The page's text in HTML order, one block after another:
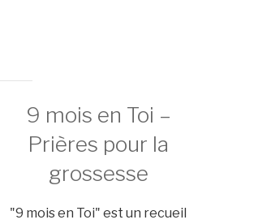
9 mois en Toi –
Prières pour la
grossesse
"9 mois en Toi" est un recueil